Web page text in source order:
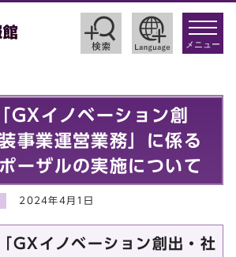
toggle
メニュー
GXイノベーション創
事業運営業務」に係る
ーザルの実施について
2024年4月1日
GXイノベーション創出・社